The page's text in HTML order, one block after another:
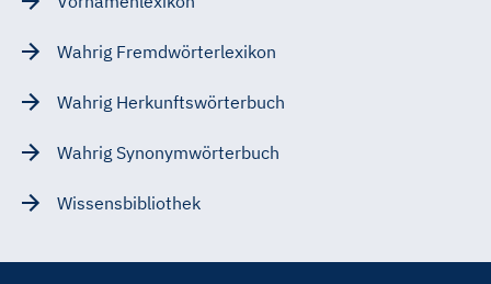
Wahrig Fremdwörterlexikon
Wahrig Herkunftswörterbuch
Wahrig Synonymwörterbuch
Wissensbibliothek